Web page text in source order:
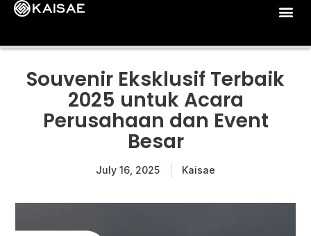
Souvenir Eksklusif Terbaik
2025 untuk Acara
Perusahaan dan Event
Besar
July 16, 2025 Kaisae